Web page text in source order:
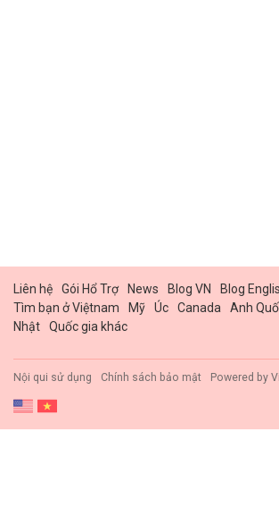
Liên hệ Gói Hổ Trợ News Blog VN
Blog
Tìm bạn ở Việtnam
Mỹ Úc Canada Anh
Nhật
Quốc gia khác
Nội qui sử dụng Chính sách bảo mật Powered by